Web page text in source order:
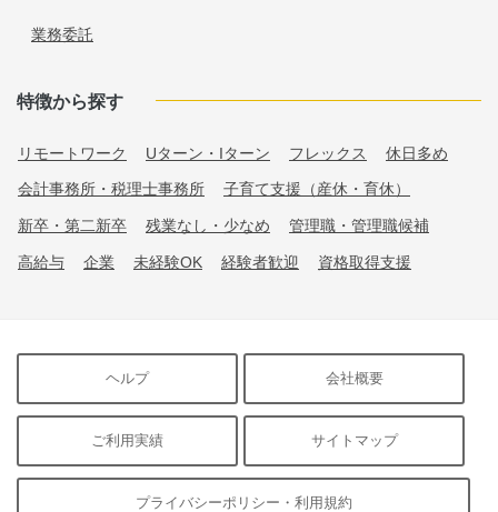
業務委託
特徴から探す
リモートワーク Uターン・Iターン フレックス 休日多め
会計事務所・税理士事務所 子育て支援（産休・育休）
新卒・第二新卒 残業なし・少なめ 管理職・管理職候補
高給与 企業 未経験OK 経験者歓迎 資格取得支援
ヘルプ 会社概要
ご利用実績 サイトマップ
プライバシーポリシー・利用規約